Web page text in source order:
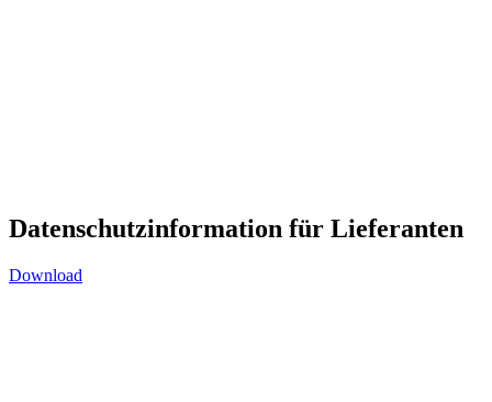
Datenschutzinformation für Lieferanten
Download